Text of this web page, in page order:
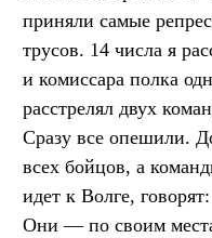
приняли самые
трусов. 14 числа я
и комиссара полка
расстрелял двух
Сразу все опешили.
всех бойцов, а
идет к Волге,
Они — по своим